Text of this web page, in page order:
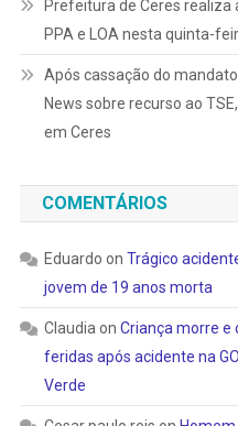
Prefeitura de Ceres realiza
PPA e LOA nesta quinta-
Após cassação do
News sobre recurso ao
em Ceres
COMENTÁRIOS
Eduardo on Trágico
jovem de 19 anos morta
Claudia on Criança morre e
feridas após acidente na
Verde